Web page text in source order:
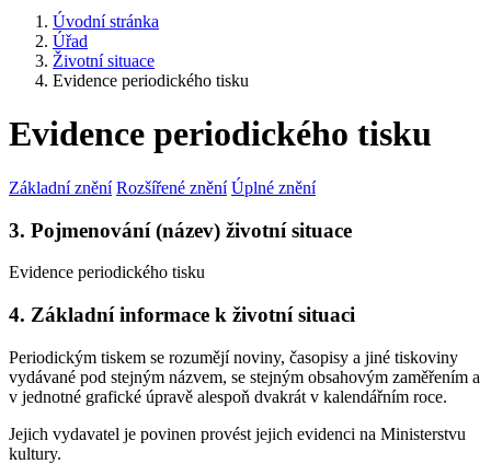
Úvodní stránka
Úřad
Životní situace
Evidence periodického tisku
Evidence periodického tisku
Základní znění Rozšířené znění Úplné znění
3. Pojmenování (název) životní situace
Evidence periodického tisku
4. Základní informace k životní situaci
Periodickým tiskem se rozumějí noviny, časopisy a jiné tiskoviny
vydávané pod stejným názvem, se stejným obsahovým zaměřením a
v jednotné grafické úpravě alespoň dvakrát v kalendářním roce.
Jejich vydavatel je povinen provést jejich evidenci na Ministerstvu
kultury.